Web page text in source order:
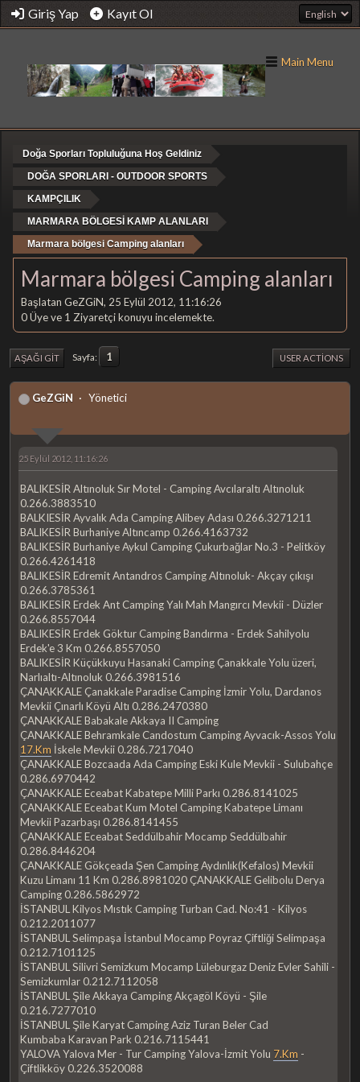
Giriş Yap Kayıt Ol
Main Menu
Doğa Sporları Topluluğuna Hoş Geldiniz
DOĞA SPORLARI - OUTDOOR SPORTS
KAMPÇILIK
MARMARA BÖLGESİ KAMP ALANLARI
Marmara bölgesi Camping alanları
Marmara bölgesi Camping alanları
Başlatan GeZGiN, 25 Eylül 2012, 11:16:26
0 Üye ve 1 Ziyaretçi konuyu incelemekte.
AŞAĞI GIT Sayfa 1 USER ACTIONS
GeZGiN Yönetici
25 Eylül 2012, 11:16:26
BALIKESİR Altınoluk Sır Motel - Camping Avcılaraltı Altınoluk
0.266.3883510
BALKIESİR Ayvalık Ada Camping Alibey Adası 0.266.3271211
BALIKESİR Burhaniye Altıncamp 0.266.4163732
BALIKESİR Burhaniye Aykul Camping Çukurbağlar No.3 - Pelitköy
0.266.4261418
BALIKESİR Edremit Antandros Camping Altınoluk- Akçay çıkışı
0.266.3785361
BALIKESİR Erdek Ant Camping Yalı Mah Mangırcı Mevkii - Düzler
0.266.8557044
BALIKESİR Erdek Göktur Camping Bandırma - Erdek Sahilyolu
Erdek'e 3 Km 0.266.8557050
BALIKESİR Küçükkuyu Hasanaki Camping Çanakkale Yolu üzeri,
Narlıaltı-Altınoluk 0.266.3981516
ÇANAKKALE Çanakkale Paradise Camping İzmir Yolu, Dardanos
Mevkii Çınarlı Köyü Altı 0.286.2470380
ÇANAKKALE Babakale Akkaya II Camping
ÇANAKKALE Behramkale Candostum Camping Ayvacık-Assos Yolu
17.Km İskele Mevkii 0.286.7217040
ÇANAKKALE Bozcaada Ada Camping Eski Kule Mevkii - Sulubahçe
0.286.6970442
ÇANAKKALE Eceabat Kabatepe Milli Parkı 0.286.8141025
ÇANAKKALE Eceabat Kum Motel Camping Kabatepe Limanı
Mevkii Pazarbaşı 0.286.8141455
ÇANAKKALE Eceabat Seddülbahir Mocamp Seddülbahir
0.286.8446204
ÇANAKKALE Gökçeada Şen Camping Aydınlık(Kefalos) Mevkii
Kuzu Limanı 11 Km 0.286.8981020 ÇANAKKALE Gelibolu Derya
Camping 0.286.5862972
İSTANBUL Kilyos Mıstık Camping Turban Cad. No:41 - Kilyos
0.212.2011077
İSTANBUL Selimpaşa İstanbul Mocamp Poyraz Çiftliği Selimpaşa
0.212.7101125
İSTANBUL Silivri Semizkum Mocamp Lüleburgaz Deniz Evler Sahili -
Semizkumlar 0.212.7112058
İSTANBUL Şile Akkaya Camping Akçagöl Köyü - Şile
0.216.7277010
İSTANBUL Şile Karyat Camping Aziz Turan Beler Cad
Kumbaba Karavan Park 0.216.7115441
YALOVA Yalova Mer - Tur Camping Yalova-İzmit Yolu 7.Km -
Çiftlikköy 0.226.3520088